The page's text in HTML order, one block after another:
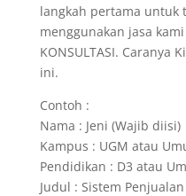
langkah pertama untuk
menggunakan jasa
KONSULTASI. Caranya
ini.
Contoh :
Nama : Jeni (Wajib diisi)
Kampus : UGM atau
Pendidikan : D3 atau
Judul : Sistem